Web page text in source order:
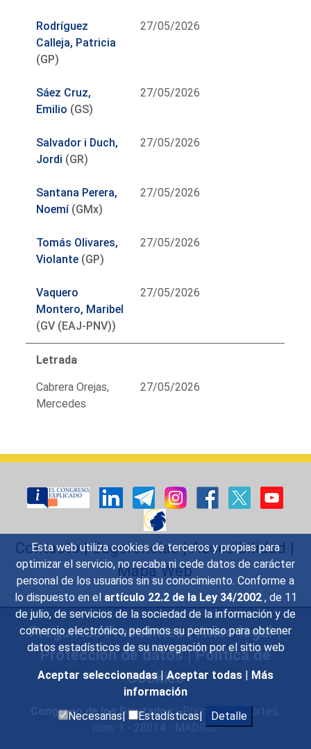
Esta web utiliza cookies de terceros y propias para
optimizar el servicio, no recaba ni cede datos de carácter
personal de los usuarios sin su conocimiento. Conforme a
lo dispuesto en el artículo 22.2 de la Ley 34/2002 , de 11
de julio, de servicios de la sociedad de la información y de
comercio electrónico, pedimos su permiso para obtener
datos estadísticos de su navegación por el sitio web
Aceptar seleccionadas | Aceptar todas | Más
información
Necesarias|
Estadísticas| Detalle
Rodríguez
Calleja, Patricia
(GP)
27/05/2026
Sáez Cruz,
Emilio (GS)
27/05/2026
Salvador i Duch,
Jordi (GR)
27/05/2026
Santana Perera,
Noemí(GMx)
27/05/2026
Tomás Olivares,
Violante (GP)
27/05/2026
Vaquero
Montero, Maribel
(GV (EAJ-PNV))
27/05/2026
Letrada
Cabrera Orejas,
Mercedes
27/05/2026
Contacto|Sugerencias|Accesibilidad |
Mapa Web
Preguntas Frecuentes|Aviso legal|
Protección de datos|Política de
Cookies
Congreso de los Diputados- Plaza de las Cortes,
núm. 1 - 28014 - MADRID